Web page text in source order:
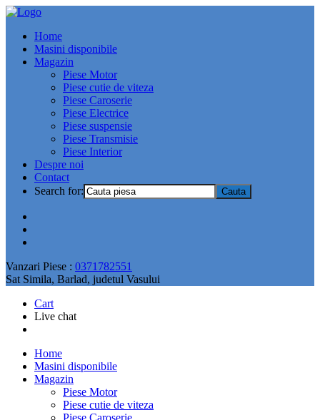
Home
Masini disponibile
Magazin
Piese Motor
Piese cutie de viteza
Piese Caroserie
Piese Electrice
Piese suspensie
Piese Transmisie
Piese Interior
Despre noi
Contact
Search for:
Vanzari Piese : 0371782551
Sat Simila, Barlad, judetul Vasului
Cart
Live chat
Home
Masini disponibile
Magazin
Piese Motor
Piese cutie de viteza
Piese Caroserie